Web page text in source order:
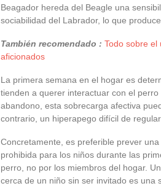
Beagador hereda del Beagle una
sociabilidad del Labrador, lo que
También recomendado : Todo sobre el
aficionados
La primera semana en el hogar es
tienden a querer interactuar con el
abandono, esta sobrecarga afectiva
contrario, un hiperapego difícil de
Concretamente, es preferible prever
prohibida para los niños durante las
perro, no por los miembros del hogar.
cerca de un niño sin ser invitado es una